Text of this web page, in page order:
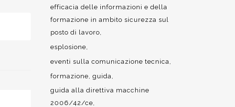
efficacia delle informazioni e della
formazione in ambito sicurezza sul
posto di lavoro
esplosione
eventi sulla comunicazione tecnica
formazione guida
guida alla direttiva macchine
2006/42/ce